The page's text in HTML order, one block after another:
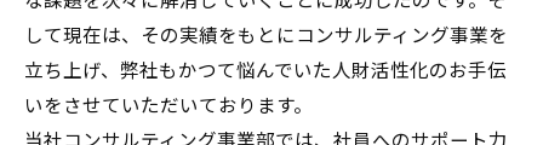
して現在は、その実績をもとにコンサルティング事業を
立ち上げ、弊社もかつて悩んでいた人財活性化のお手伝
いをさせていただいております。
当社コンサルティング事業部では、社員へのサポート力